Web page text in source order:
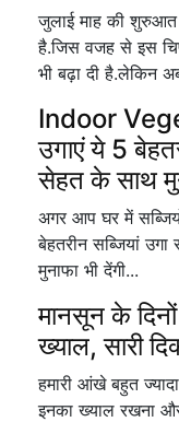
जुलाई माह की शुरुआत
है.जिस वजह से इस
भी बढ़ा दी है.लेकिन
Indoor
उगाएं ये 5
सेहत के साथ
अगर आप घर में
बेहतरीन सब्जियां
मुनाफा भी देंगी...
मानसून के
ख्याल, सारी
हमारी आंखे बहुत
इनका ख्याल रखना और